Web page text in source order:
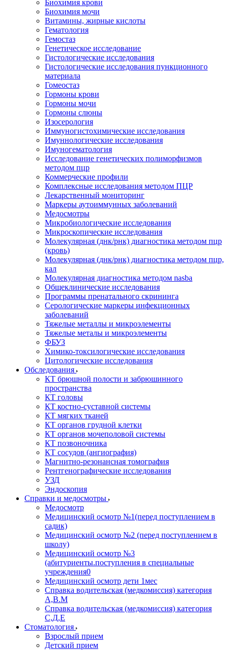
Биохимия крови
Биохимия мочи
Витамины, жирные кислоты
Гематология
Гемостаз
Генетическое исследование
Гистологические исследования
Гистологические исследования пункционного
материала
Гомеостаз
Гормоны крови
Гормоны мочи
Гормоны слюны
Изосерология
Иммуногистохимические исследования
Имуннологические исследования
Имуногематология
Исследование генетических полиморфизмов
методом пцр
Коммерческие профили
Комплексные исследования методом ПЦР
Лекарственный мониторинг
Маркеры аутоиммунных заболеваний
Медосмотры
Микробиологические исследования
Микроскопические исследования
Молекулярная (днк/рнк) диагностика методом пцр
(кровь)
Молекулярная (днк/рнк) диагностика методом пцр,
кал
Молекулярная диагностика методом nasba
Общеклинические исследования
Программы пренатального скрининга
Серологические маркеры инфекционных
заболеваний
Тяжелые металлы и микроэлементы
Тяжелые металы и микроэлементы
ФБУЗ
Химико-токсилогические исследования
Цитологические исследования
Обследования
КТ брюшной полости и забрюшинного
пространства
КТ головы
КТ костно-суставной системы
КТ мягких тканей
КТ органов грудной клетки
КТ органов мочеполовой системы
КТ позвоночника
КТ сосудов (ангиография)
Магнитно-резонансная томография
Рентгенографические исследования
УЗД
Эндоскопия
Справки и медосмотры
Медосмотр
Медицинский осмотр №1(перед поступлением в
садик)
Медицинский осмотр №2 (перед поступлением в
школу)
Медицинский осмотр №3
(абитуриенты.поступления в специальные
учреждения0
Медицинский осмотр дети 1мес
Справка водительская (медкомиссия) категория
А,В.М
Справка водительская (медкомиссия) категория
С,Д,Е
Стоматология
Взрослый прием
Детский прием